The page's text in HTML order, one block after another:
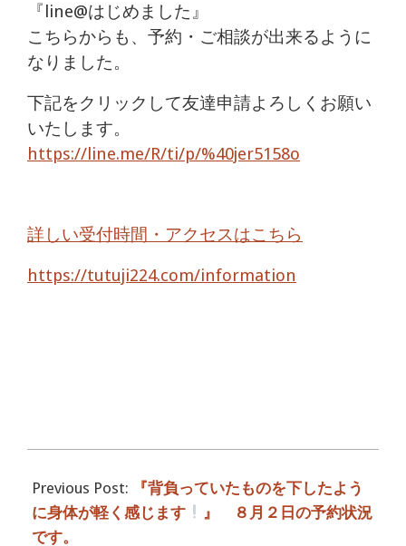
『line@はじめました』
こちらからも、予約・ご相談が出来るように
なりました。
下記をクリックして友達申請よろしくお願い
いたします。
https://line.me/R/ti/p/%40jer5158o
詳しい受付時間・アクセスはこちら
https://tutuji224.com/information
08-
03
Previous Post:
『背負っていたものを下したよう
に身体が軽く感じます
』 ８月２日の予約状況
です。